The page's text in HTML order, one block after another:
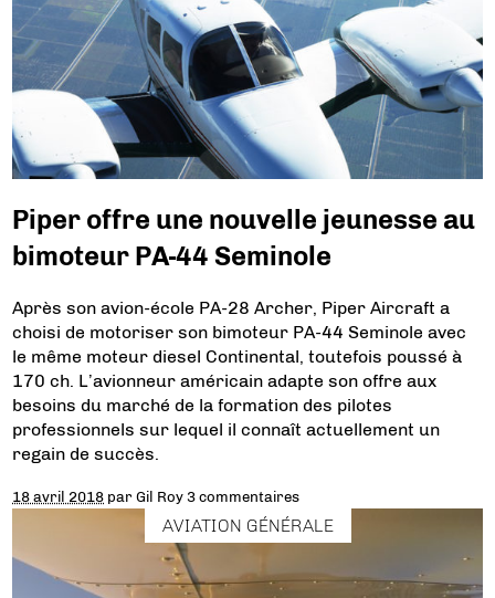
Piper offre une nouvelle jeunesse au
bimoteur PA-44 Seminole
Après son avion-école PA-28 Archer, Piper Aircraft a
choisi de motoriser son bimoteur PA-44 Seminole avec
le même moteur diesel Continental, toutefois poussé à
170 ch. L’avionneur américain adapte son offre aux
besoins du marché de la formation des pilotes
professionnels sur lequel il connaît actuellement un
regain de succès.
18 avril 2018 parGil Roy 3 commentaires
AVIATION GÉNÉRALE